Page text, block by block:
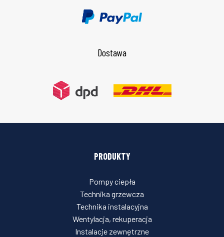
Dostawa
PRODUKTY
Pompy ciepła
Technika grzewcza
Technika instalacyjna
Wentylacja, rekuperacja
Instalacje zewnętrzne